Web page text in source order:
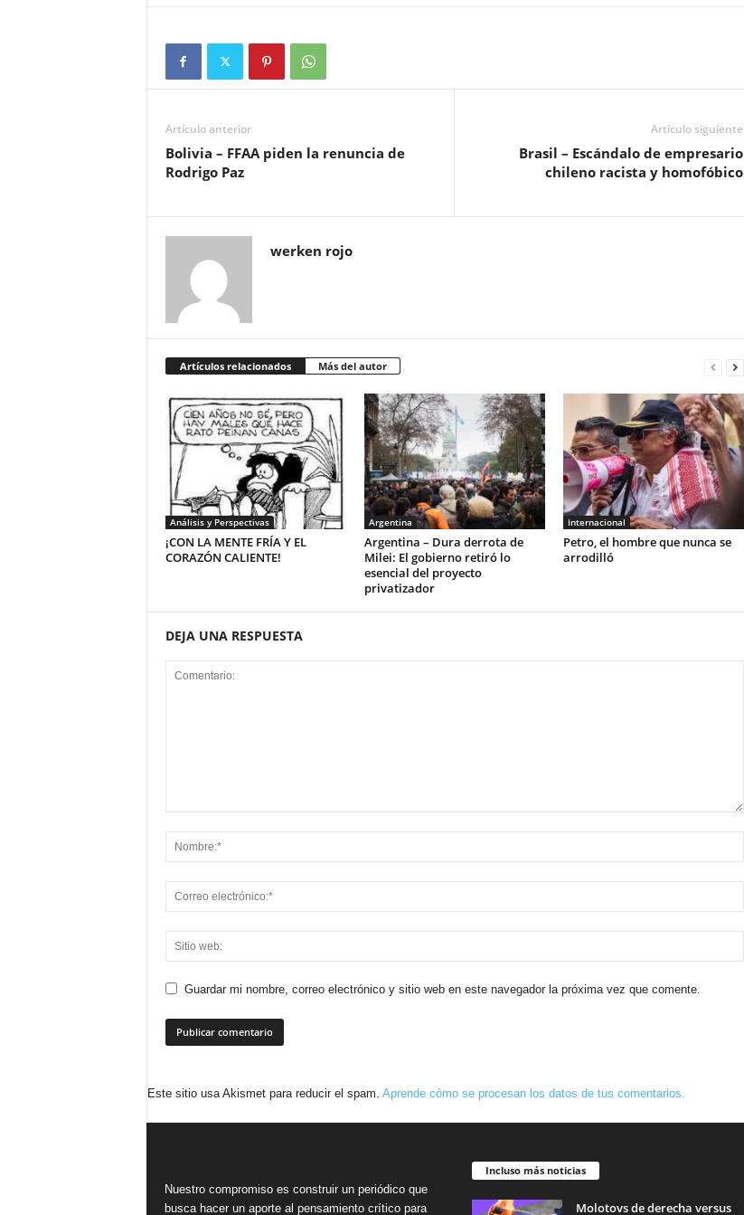
Artículo anterior
Bolivia – FFAA piden la renuncia de
Rodrigo Paz
Artículo siguiente
Brasil – Escándalo de empresario
chileno racista y homofóbico
werken rojo
Artículos relacionados Más del autor
Análisis y Perspectivas
¡CON LA MENTE FRÍA Y EL
CORAZÓN CALIENTE!
Argentina
Argentina – Dura derrota de
Milei: El gobierno retiró lo
esencial del proyecto
privatizador
Internacional
Petro, el hombre que nunca se
arrodilló
DEJA UNA RESPUESTA
Guardar mi nombre, correo electrónico y sitio web en este navegador la próxima vez que comente.
Este sitio usa Akismet para reducir el spam. Aprende cómo se procesan los datos de tus comentarios.
Nuestro compromiso es construir un periódico que
busca hacer un aporte al pensamiento crítico para
Incluso más noticias
Molotovs de derecha versus